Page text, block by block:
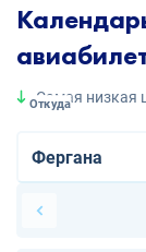
Самая низкая
Откуда